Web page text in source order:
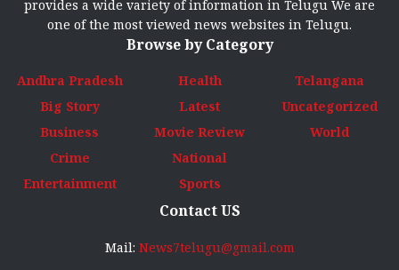
provides a wide variety of information in Telugu We are
one of the most viewed news websites in Telugu.
Browse by Category
Andhra Pradesh
Big Story
Business
Crime
Entertainment
Health
Latest
Movie Review
National
Sports
Telangana
Uncategorized
World
Contact US
Mail: News7telugu@gmail.com